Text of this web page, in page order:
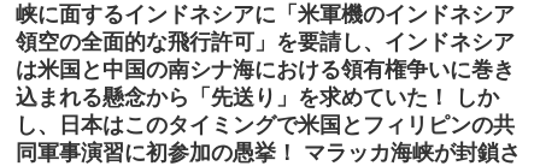
峡に面するインドネシアに「米軍機のインドネシア
領空の全面的な飛行許可」を要請し、インドネシア
は米国と中国の南シナ海における領有権争いに巻き
込まれる懸念から「先送り」を求めていた！ しか
し、日本はこのタイミングで米国とフィリピンの共
同軍事演習に初参加の愚挙！ マラッカ海峡が封鎖さ